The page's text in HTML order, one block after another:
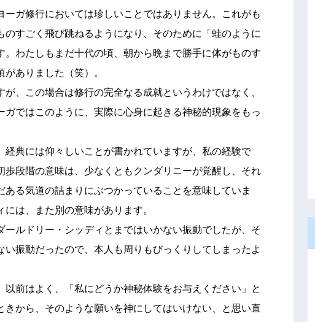
ガ修行においては珍しいことではありません。これがも
のすごく飛び跳ねるようになり、そのために「蛙のように
わたしもまだ十代の頃、朝から晩まで勝手に体がものす
ありました（笑）。
、この場合は修行の完全なる成就というわけではなく、
ではこのように、実際に心身に起きる神秘的現象をもっ
典には仰々しいことが書かれていますが、私の経験で
歩段階の意味は、少なくともクンダリニーが覚醒し、それ
る気道の詰まりにぶつかっていることを意味していま
は、また別の意味があります。
ルドリー・シッディとまではいかない振動でしたが、そ
振動だったので、本人も周りもびっくりしてしまったよ
前はよく、「私にどうか神秘体験をお与えください」と
から、そのような願いを神にしてはいけない、と思い直